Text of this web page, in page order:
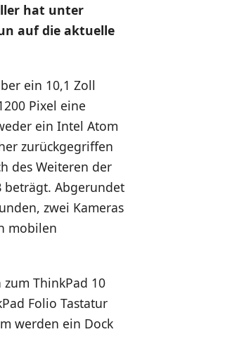
hat unter
auf die aktuelle
ein 10,1 Zoll
Pixel eine
ein Intel Atom
zurückgegriffen
des Weiteren der
beträgt. Abgerundet
zwei Kameras
mobilen
ThinkPad 10
Folio Tastatur
werden ein Dock